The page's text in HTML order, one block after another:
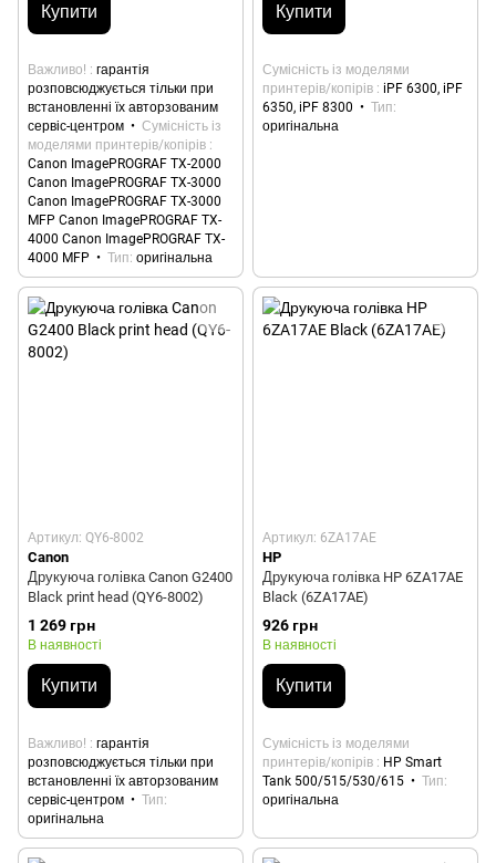
Купити
Важливо!
гарантія
розповсюджується тільки при
встановленні їх авторзованим
сервіс-центром
Сумісність із
моделями принтерів/копірів
Canon ImagePROGRAF TX-2000
Canon ImagePROGRAF TX-3000
Canon ImagePROGRAF TX-3000
MFP Canon ImagePROGRAF TX-
4000 Canon ImagePROGRAF TX-
4000 MFP
Тип оригінальна
Купити
Сумісність із моделями
принтерів/копірів
iPF 6300, iPF
6350, iPF 8300
Тип
оригінальна
Артикул: QY6-8002
Canon
Друкуюча голівка Canon G2400
Black print head (QY6-8002)
1 269 грн
В наявності
Купити
Важливо!
гарантія
розповсюджується тільки при
встановленні їх авторзованим
сервіс-центром
Тип
оригінальна
Артикул: 6ZA17AE
HP
Друкуюча голівка HP 6ZA17AE
Black (6ZA17AE)
926 грн
В наявності
Купити
Сумісність із моделями
принтерів/копірів
HP Smart
Tank 500/515/530/615
Тип
оригінальна